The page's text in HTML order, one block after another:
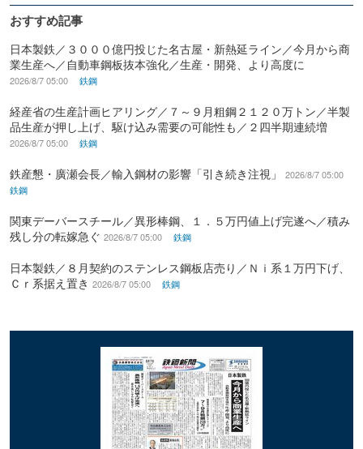
おすすめ記事
日本製鉄／３０００億円投じた名古屋・新熱延ライン／今月から商
業生産へ／自動車鋼板抜本強化／生産・開発、より高度に
2026/8/7 05:00 鉄鋼
経産省の生産計画ヒアリング／７～９月粗鋼２１２０万トン／半製
品生産が押し上げ、駆け込み需要の可能性も／２四半期連続増
2026/8/7 05:00 鉄鋼
鉄産懇・廣瀬会長／輸入鋼材の影響「引き続き注視」
2026/8/7 05:00
鉄鋼
関東デーバースチール／異形棒鋼、１．５万円値上げ完遂へ／積み
残し分の転嫁急ぐ 2026/8/7 05:00 鉄鋼
日本製鉄／８月契約のステンレス鋼板店売り／Ｎｉ系１万円下げ、
Ｃｒ系据え置き 2026/8/7 05:00 鉄鋼